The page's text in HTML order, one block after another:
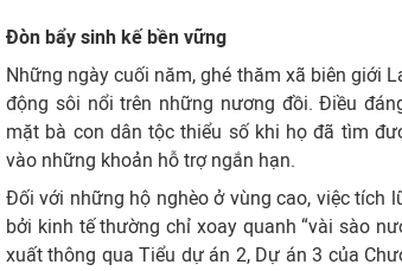
Đòn bẩy sinh kế bền vững
Những ngày cuối năm, ghé thăm xã biên giới
động sôi nổi trên những nương đồi. Điều
mặt bà con dân tộc thiểu số khi họ đã tìm
vào những khoản hỗ trợ ngắn hạn.
Đối với những hộ nghèo ở vùng cao, việc tích
bởi kinh tế thường chỉ xoay quanh “vài sào
xuất thông qua Tiểu dự án 2, Dự án 3 của